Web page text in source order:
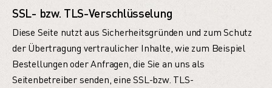
SSL- bzw. TLS-Verschlüsselung
Diese Seite nutzt aus Sicherheitsgründen und zum Schutz
der Übertragung vertraulicher Inhalte, wie zum Beispiel
Bestellungen oder Anfragen, die Sie an uns als
Seitenbetreiber senden, eine SSL-bzw. TLS-